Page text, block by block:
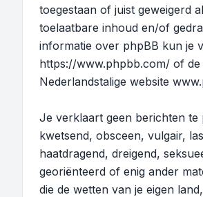
toegestaan of juist geweigerd
toelaatbare inhoud en/of
informatie over phpBB kun je
https://www.phpbb.com/ of de
Nederlandstalige website
Je verklaart geen berichten te
kwetsend, obsceen, vulgair,
haatdragend, dreigend,
georiënteerd of enig ander
die de wetten van je eigen